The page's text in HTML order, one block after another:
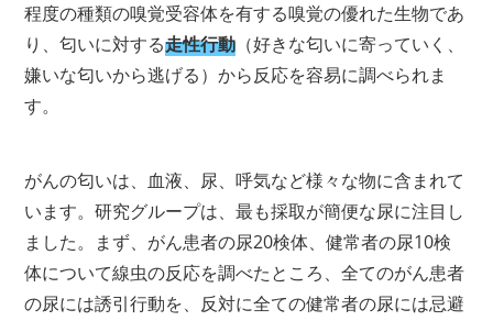
程度の種類の嗅覚受容体を有する嗅覚の優れた生物であ
り、匂いに対する走性行動 （好きな匂いに寄っていく、
嫌いな匂いから逃げる）から反応を容易に調べられま
す。
がんの匂いは、血液、尿、呼気など様々な物に含まれて
います。研究グループは、最も採取が簡便な尿に注目し
ました。まず、がん患者の尿20検体、健常者の尿10検
体について線虫の反応を調べたところ、全てのがん患者
の尿には誘引行動を、反対に全ての健常者の尿には忌避